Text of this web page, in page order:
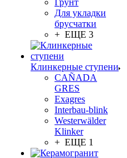
Грунт
Для укладки
брусчатки
+ ЕЩЕ 3
Клинкерные ступени
CAÑADA
GRES
Exagres
Interbau-blink
Westerwälder
Klinker
+ ЕЩЕ 1